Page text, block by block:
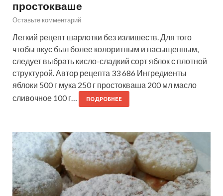
простокваше
Оставьте комментарий
Легкий рецепт шарлотки без излишеств. Для того
чтобы вкус был более колоритным и насыщенным,
следует выбрать кисло-сладкий сорт яблок с плотной
структурой. Автор рецепта 33 686 Ингредиенты
яблоки 500 г мука 250 г простокваша 200 мл масло
сливочное 100 г…
ПОДРОБНЕЕ